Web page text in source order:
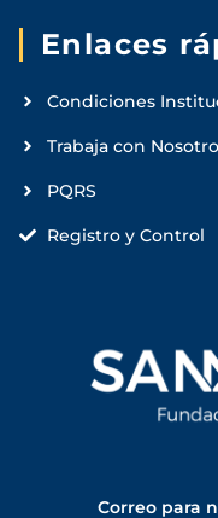
Enlaces
Condiciones
Trabaja con
PQRS
Registro y Control
Correo para